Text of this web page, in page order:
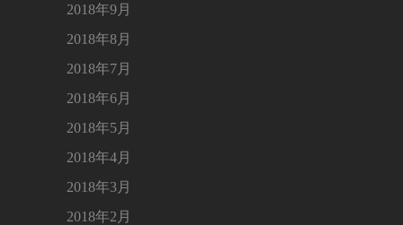
2018年9月
2018年8月
2018年7月
2018年6月
2018年5月
2018年4月
2018年3月
2018年2月